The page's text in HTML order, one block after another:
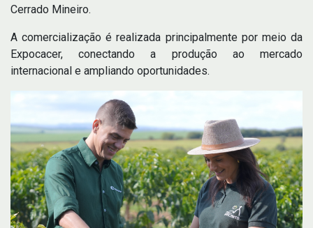
Cerrado Mineiro.
A comercialização é realizada principalmente por meio da
Expocacer, conectando a produção ao mercado
internacional e ampliando oportunidades.